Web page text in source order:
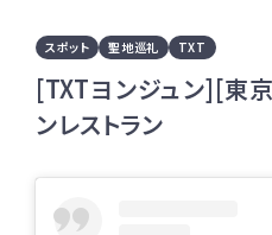
スポット 聖地巡礼 TXT
[TXTヨンジュン][東
ンレストラン